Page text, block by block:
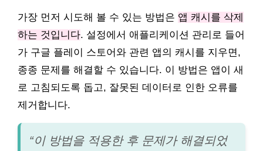
가장 먼저 시도해 볼 수 있는 방법은 앱 캐시를 삭제
하는 것입니다. 설정에서 애플리케이션 관리로 들어
가 구글 플레이 스토어와 관련 앱의 캐시를 지우면,
종종 문제를 해결할 수 있습니다. 이 방법은 앱이 새
로 고침되도록 돕고, 잘못된 데이터로 인한 오류를
제거합니다.
“이 방법을 적용한 후 문제가 해결되었